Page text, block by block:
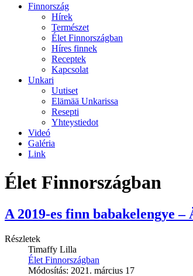
Finnország
Hírek
Természet
Élet Finnországban
Híres finnek
Receptek
Kapcsolat
Unkari
Uutiset
Elämää Unkarissa
Resepti
Yhteystiedot
Videó
Galéria
Link
Élet Finnországban
A 2019-es finn babakelengye
Részletek
Timaffy Lilla
Élet Finnországban
Módosítás: 2021. március 17